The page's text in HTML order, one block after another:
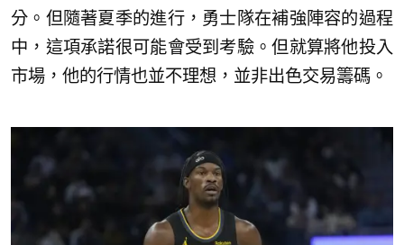
分。但隨著夏季的進行，勇士隊在補強陣容的過程
中，這項承諾很可能會受到考驗。但就算將他投入
市場，他的行情也並不理想，並非出色交易籌碼。